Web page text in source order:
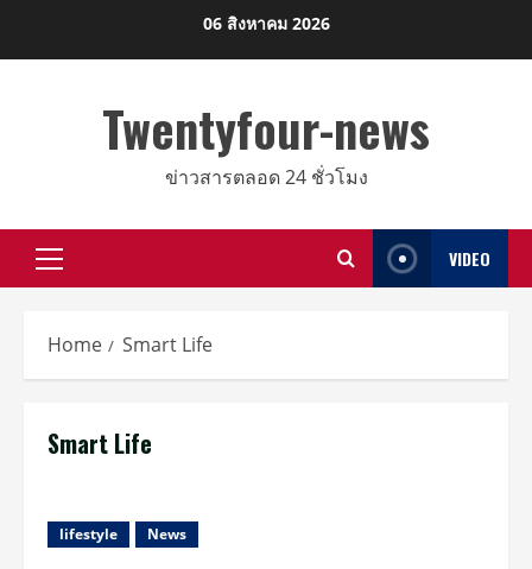
06 สิงหาคม 2026
Twentyfour-news
ข่าวสารตลอด 24 ชั่วโมง
Primary
VIDEO
Home Smart Life
Smart Life
lifestyle News